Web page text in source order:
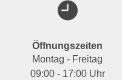
Öffnungszeiten
Montag - Freitag
09:00 - 17:00 Uhr